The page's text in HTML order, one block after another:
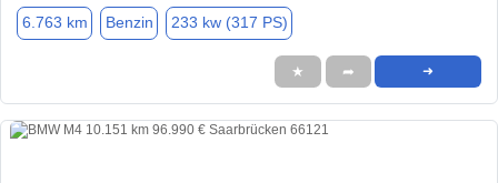
6.763 km Benzin 233 kw (317 PS)
★ ➦ ➜